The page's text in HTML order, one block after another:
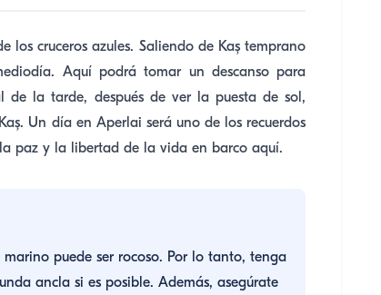
los cruceros azules. Saliendo de Kaş temprano
Aquí podrá tomar un descanso para
la tarde, después de ver la puesta de sol,
Un día en Aperlai será uno de los recuerdos
paz y la libertad de la vida en barco aquí.
puede ser rocoso. Por lo tanto, tenga
ancla si es posible. Además, asegúrate